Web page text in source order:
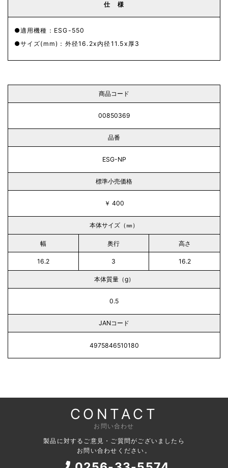
仕 様
適用機種：ESG-550
サイズ(mm)：外径16.2x内径11.5x厚3
商品コード
00850369
品番
ESG-NP
標準小売価格
￥ 400
本体サイズ（㎜）
幅 奥行 高さ
16.2 3 16.2
本体質量（g）
0.5
JANコード
4975846510180
CONTACT
お問い合わせ
製品に対するご意見・ご質問がございましたら
お問い合わせください。